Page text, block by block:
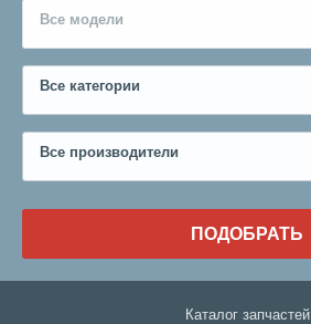
Все модели
Все категории
Все производители
ПОДОБРАТЬ
Каталог запчастей